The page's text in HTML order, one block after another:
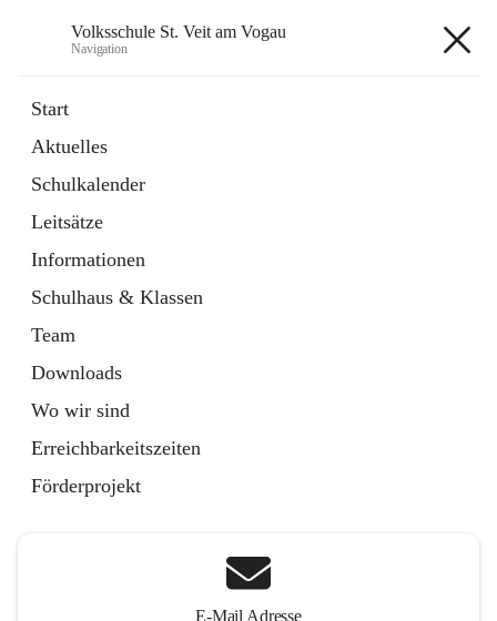
Volksschule St. Veit am Vogau
Navigation
Start
Aktuelles
Schulkalender
Leitsätze
Informationen
Schulhaus & Klassen
Team
Downloads
Wo wir sind
Erreichbarkeitszeiten
Förderprojekt
E-Mail Adresse